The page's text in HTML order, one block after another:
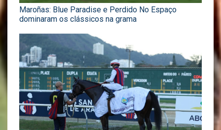
Maroñas: Blue Paradise e Perdido No Espaço
dominaram os clássicos na grama